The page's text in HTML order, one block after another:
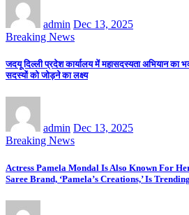
admin Dec 13, 2025
Breaking News
जदयू दिल्ली प्रदेश कार्यालय में महासदस्यता अभियान का
सदस्यों को जोड़ने का लक्ष्य
admin Dec 13, 2025
Breaking News
Actress Pamela Mondal Is Also Known For
Saree Brand, ‘Pamela’s Creations,’ Is